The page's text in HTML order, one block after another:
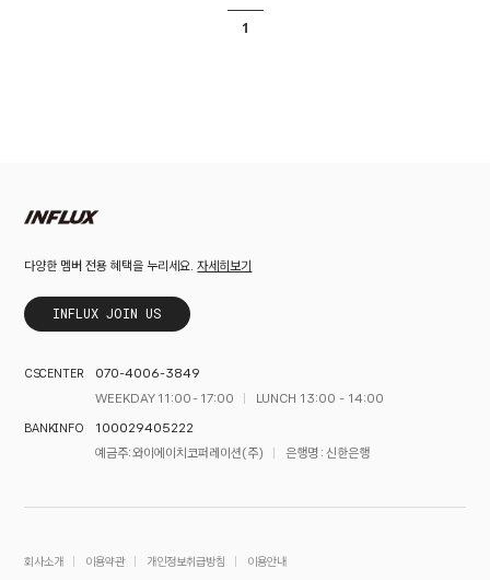
1
다양한 멤버 전용 혜택을 누리세요.자세히보기
INFLUX JOIN US
CS CENTER
070-4006-3849
WEEKDAY 11:00 - 17:00
LUNCH 13:00 - 14:00
BANK INFO
100029405222
예금주 : 와이에이치코퍼레이션(주)
은행명 : 신한은행
회사소개 이용약관 개인정보취급방침 이용안내